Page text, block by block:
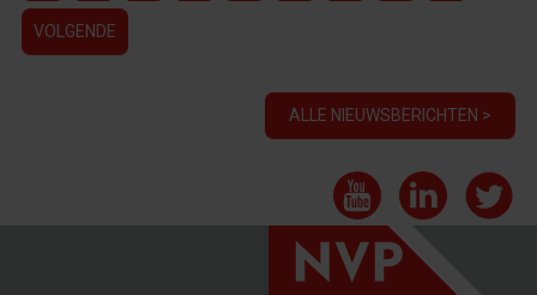
VOLGENDE
ALLE NIEUWSBERICHTEN >